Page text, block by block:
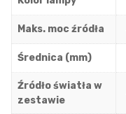
Maks. moc źródła
Średnica (mm)
Źródło światła w
zestawie